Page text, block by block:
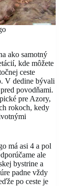
ako samotný
kde môžete
ceste
V dedine bývali
povodňami.
pre Azory,
rokoch, kedy
má asi 4 a pol
ale
bystrine a
padne vždy
po ceste je